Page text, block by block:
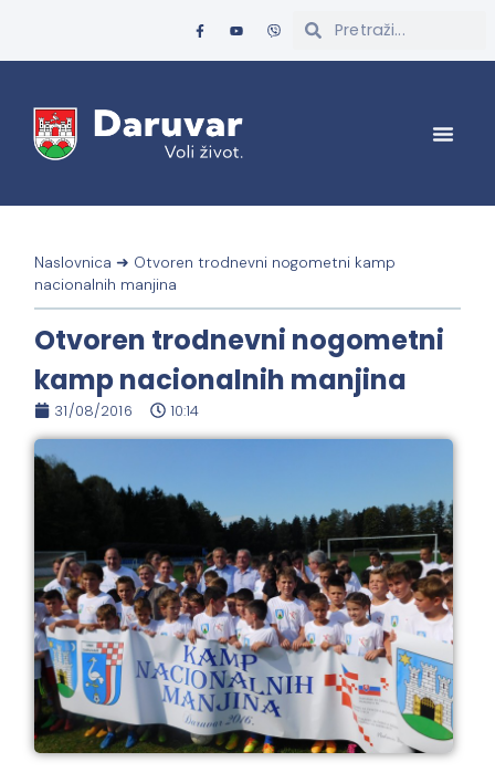
Naslovnica ➜ Otvoren trodnevni nogometni kamp
nacionalnih manjina
Otvoren trodnevni nogometni
kamp nacionalnih manjina
31/08/2016 10:14